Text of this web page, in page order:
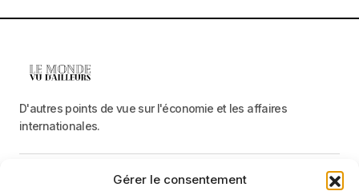
Gérer le consentement
D'autres points de vue sur l'économie et les affaires
internationales.